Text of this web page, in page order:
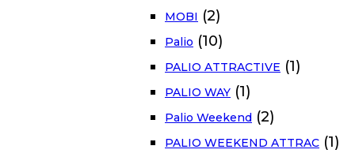
MOBI (2)
Palio (10)
PALIO ATTRACTIVE (1)
PALIO WAY (1)
Palio Weekend (2)
PALIO WEEKEND ATTRAC (1)